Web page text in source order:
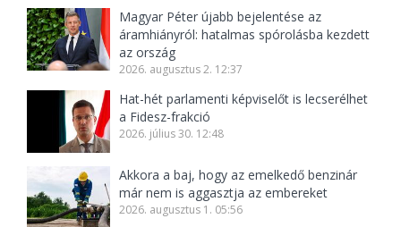
Magyar Péter újabb bejelentése az
áramhiányról: hatalmas spórolásba kezdett
az ország
2026. augusztus 2. 12:37
Hat-hét parlamenti képviselőt is lecserélhet
a Fidesz-frakció
2026. július 30. 12:48
Akkora a baj, hogy az emelkedő benzinár
már nem is aggasztja az embereket
2026. augusztus 1. 05:56